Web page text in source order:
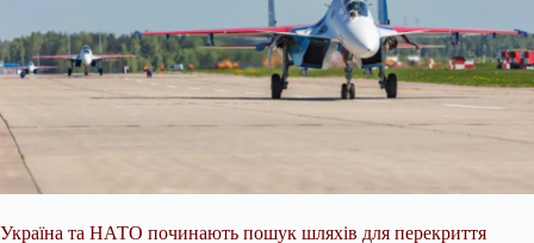
Україна та НАТО починають пошук шляхів для перекриття